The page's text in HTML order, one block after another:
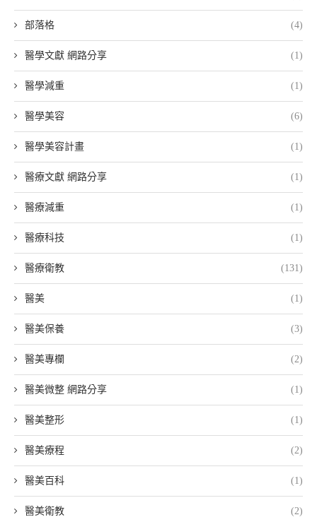
部落格 (4)
醫學文獻 網路分享 (1)
醫學減重 (1)
醫學美容 (6)
醫學美容計畫 (1)
醫療文獻 網路分享 (1)
醫療減重 (1)
醫療科技 (1)
醫療衛教 (131)
醫美 (1)
醫美保養 (3)
醫美專欄 (2)
醫美微整 網路分享 (1)
醫美整形 (1)
醫美療程 (2)
醫美百科 (1)
醫美衛教 (2)